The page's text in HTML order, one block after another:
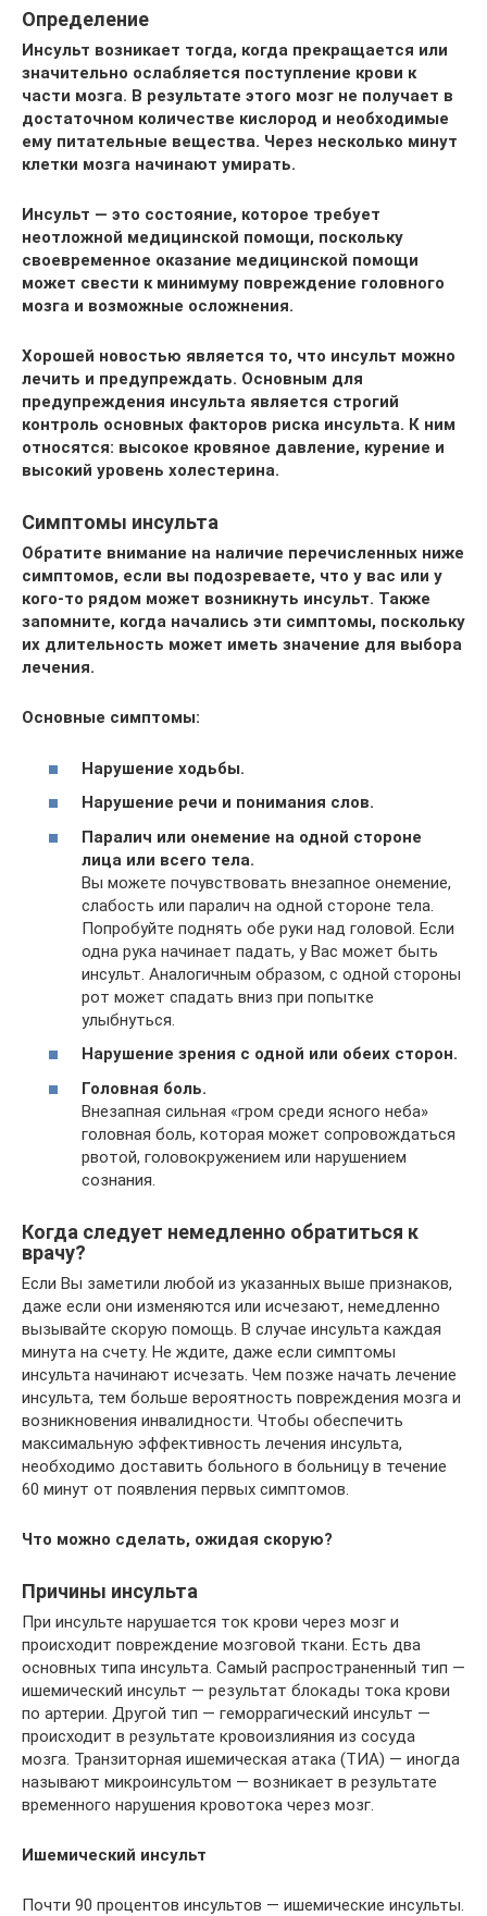
Определение
Инсульт возникает тогда, когда прекращается или
значительно ослабляется поступление крови к
части мозга. В результате этого мозг не получает в
достаточном количестве кислород и необходимые
ему питательные вещества. Через несколько минут
клетки мозга начинают умирать.
Инсульт — это состояние, которое требует
неотложной медицинской помощи, поскольку
своевременное оказание медицинской помощи
может свести к минимуму повреждение головного
мозга и возможные осложнения.
Хорошей новостью является то, что инсульт можно
лечить и предупреждать. Основным для
предупреждения инсульта является строгий
контроль основных факторов риска инсульта. К ним
относятся: высокое кровяное давление, курение и
высокий уровень холестерина.
Симптомы инсульта
Обратите внимание на наличие перечисленных ниже
симптомов, если вы подозреваете, что у вас или у
кого-то рядом может возникнуть инсульт. Также
запомните, когда начались эти симптомы, поскольку
их длительность может иметь значение для выбора
лечения.
Основные симптомы:
Нарушение ходьбы.
Нарушение речи и понимания слов.
Паралич или онемение на одной стороне
лица или всего тела.
Вы можете почувствовать внезапное онемение,
слабость или паралич на одной стороне тела.
Попробуйте поднять обе руки над головой. Если
одна рука начинает падать, у Вас может быть
инсульт. Аналогичным образом, с одной стороны
рот может спадать вниз при попытке
улыбнуться.
Нарушение зрения с одной или обеих сторон.
Головная боль.
Внезапная сильная «гром среди ясного неба»
головная боль, которая может сопровождаться
рвотой, головокружением или нарушением
сознания.
Когда следует немедленно обратиться к
врачу?
Если Вы заметили любой из указанных выше признаков,
даже если они изменяются или исчезают, немедленно
вызывайте скорую помощь. В случае инсульта каждая
минута на счету. Не ждите, даже если симптомы
инсульта начинают исчезать. Чем позже начать лечение
инсульта, тем больше вероятность повреждения мозга и
возникновения инвалидности. Чтобы обеспечить
максимальную эффективность лечения инсульта,
необходимо доставить больного в больницу в течение
60 минут от появления первых симптомов.
Что можно сделать, ожидая скорую?
Причины инсульта
При инсульте нарушается ток крови через мозг и
происходит повреждение мозговой ткани. Есть два
основных типа инсульта. Самый распространенный тип —
ишемический инсульт — результат блокады тока крови
по артерии. Другой тип — геморрагический инсульт —
происходит в результате кровоизлияния из сосуда
мозга. Транзиторная ишемическая атака (ТИА) — иногда
называют микроинсультом — возникает в результате
временного нарушения кровотока через мозг.
Ишемический инсульт
Почти 90 процентов инсультов — ишемические инсульты.